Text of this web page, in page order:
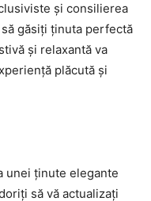
și consilierea
găsiți ținuta perfectă
și relaxantă va
plăcută și
unei ținute elegante
să vă actualizați